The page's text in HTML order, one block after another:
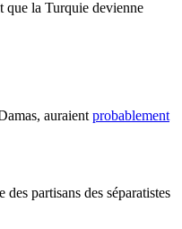
que la Turquie devienne
auraient probablement
partisans des séparatistes